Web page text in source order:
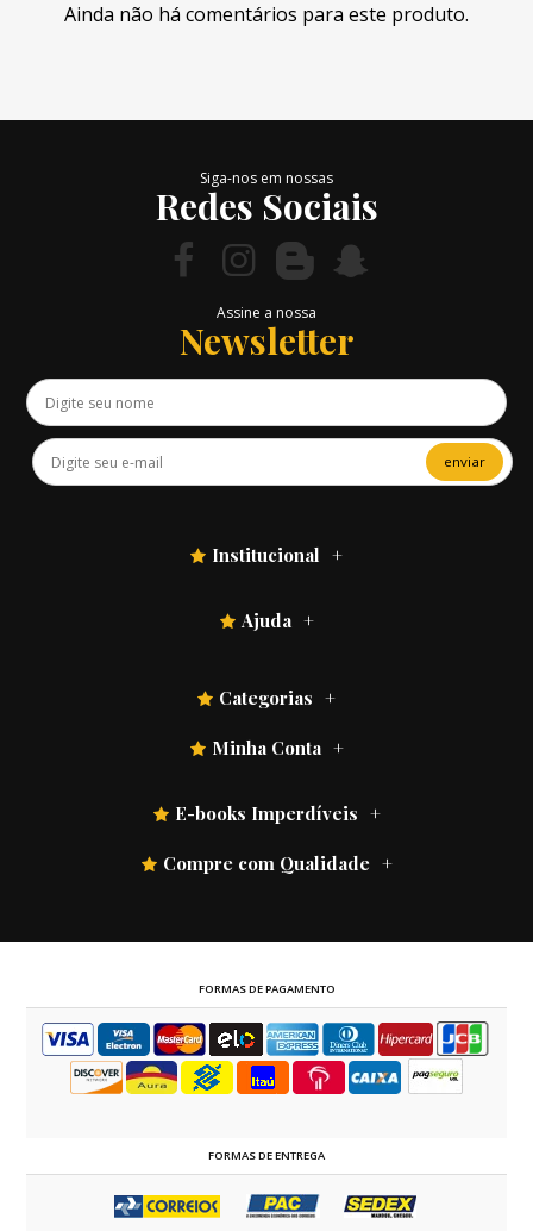
Ainda não há comentários para este produto.
Siga-nos em nossas
Redes Sociais
Assine a nossa
Newsletter
enviar
Institucional
Ajuda
Categorias
Minha Conta
E-books Imperdíveis
Compre com Qualidade
FORMAS DE PAGAMENTO
FORMAS DE ENTREGA